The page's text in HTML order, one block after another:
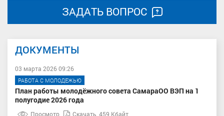
ЗАДАТЬ ВОПРОС
ДОКУМЕНТЫ
03 марта 2026 09:26
РАБОТА С МОЛОДЕЖЬЮ
План работы молодёжного совета СамараОО ВЭП на 1
полугодие 2026 года
Просмотр Скачать 459 Кбайт